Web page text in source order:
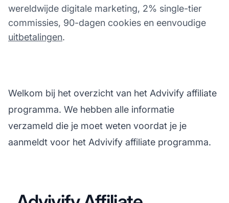
wereldwijde digitale marketing, 2% single-tier
commissies, 90-dagen cookies en eenvoudige
uitbetalingen.
Welkom bij het overzicht van het Advivify affiliate
programma. We hebben alle informatie
verzameld die je moet weten voordat je je
aanmeldt voor het Advivify affiliate programma.